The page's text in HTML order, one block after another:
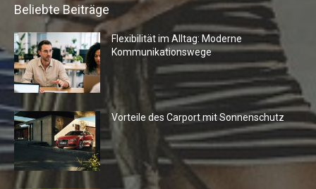
Beliebte Beiträge
Flexibilität im Alltag: Moderne
Kommunikationswege
Vorteile des Carport mit Sonnenschutz